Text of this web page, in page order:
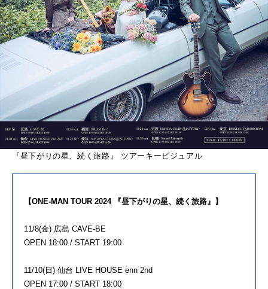
『昼下がりの星、続く旅路』 ツアーキービジュアル
【ONE-MAN TOUR 2024 『昼下がりの星、続く旅路』】
11/8(金) 広島 CAVE-BE
OPEN 18:00 / START 19:00
11/10(日) 仙台 LIVE HOUSE enn 2nd
OPEN 17:00 / START 18:00